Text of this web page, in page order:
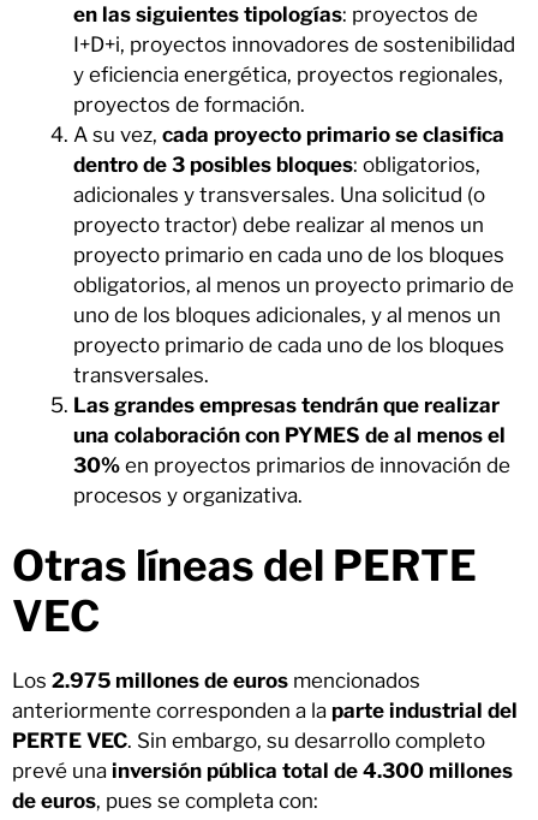
en las siguientes tipologías: proyectos de
I+D+i, proyectos innovadores de sostenibilidad
y eficiencia energética, proyectos regionales,
proyectos de formación.
A su vez, cada proyecto primario se clasifica
dentro de 3 posibles bloques: obligatorios,
adicionales y transversales. Una solicitud (o
proyecto tractor) debe realizar al menos un
proyecto primario en cada uno de los bloques
obligatorios, al menos un proyecto primario de
uno de los bloques adicionales, y al menos un
proyecto primario de cada uno de los bloques
transversales.
Las grandes empresas tendrán que realizar
una colaboración con PYMES de al menos el
30% en proyectos primarios de innovación de
procesos y organizativa.
Otras líneas del PERTE
VEC
Los 2.975 millones de euros mencionados
anteriormente corresponden a la parte industrial del
PERTE VEC. Sin embargo, su desarrollo completo
prevé una inversión pública total de 4.300 millones
de euros, pues se completa con: